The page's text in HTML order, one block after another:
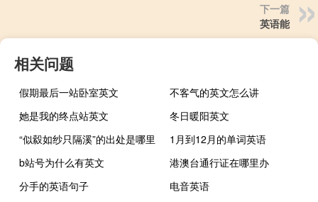
下一篇
英语能
相关问题
假期最后一站卧室英文
不客气的英文怎么讲
她是我的终点站英文
冬日暖阳英文
“似縠如纱只隔溪”的出处是哪里
1月到12月的单词英语
b站号为什么有英文
港澳台通行证在哪里办
分手的英语句子
电音英语